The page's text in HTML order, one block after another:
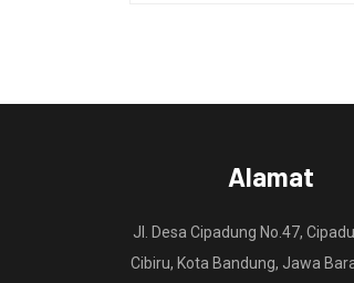
Alamat
Jl. Desa Cipadung No.47,
Cibiru, Kota Bandung, Jawa